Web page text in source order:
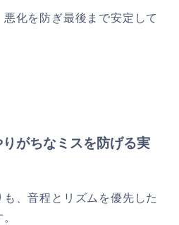
化を防ぎ最後まで安定して
がちなミスを防げる実
、音程とリズムを優先した